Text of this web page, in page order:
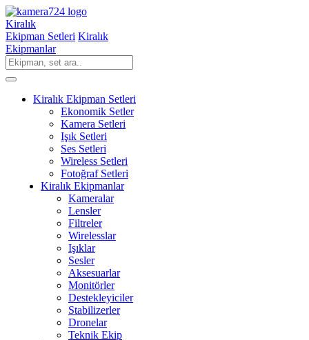
Kiralık
Ekipman Setleri Kiralık
Ekipmanlar
Kiralık Ekipman Setleri
Ekonomik Setler
Kamera Setleri
Işık Setleri
Ses Setleri
Wireless Setleri
Fotoğraf Setleri
Kiralık Ekipmanlar
Kameralar
Lensler
Filtreler
Wirelesslar
Işıklar
Sesler
Aksesuarlar
Monitörler
Destekleyiciler
Stabilizerler
Dronelar
Teknik Ekip